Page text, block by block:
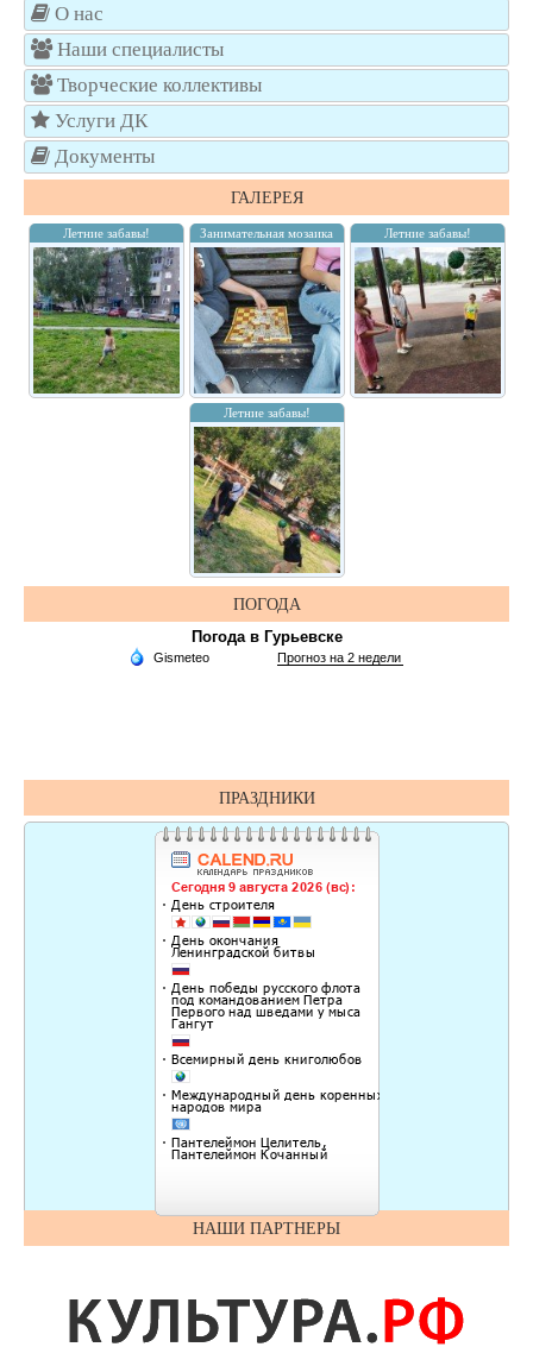
О нас
Наши специалисты
Творческие коллективы
Услуги ДК
Документы
ГАЛЕРЕЯ
Летние забавы! Занимательная мозаика Летние забавы!
Летние забавы!
ПОГОДА
Погода в Гурьевске
ПРАЗДНИКИ
НАШИ ПАРТНЕРЫ